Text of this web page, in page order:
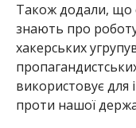
Також додали, що
знають про
хакерських
використовує для
проти нашої